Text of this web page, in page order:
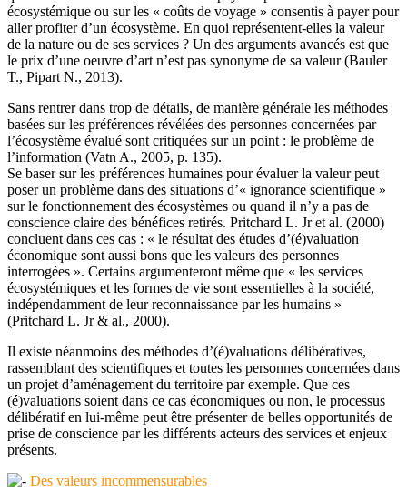
écosystémique ou sur les « coûts de voyage » consentis à payer pour
aller profiter d’un écosystème. En quoi représentent-elles la valeur
de la nature ou de ses services ? Un des arguments avancés est que
le prix d’une oeuvre d’art n’est pas synonyme de sa valeur (Bauler
T., Pipart N., 2013).
Sans rentrer dans trop de détails, de manière générale les méthodes
basées sur les préférences révélées des personnes concernées par
l’écosystème évalué sont critiquées sur un point : le problème de
l’information (Vatn A., 2005, p. 135).
Se baser sur les préférences humaines pour évaluer la valeur peut
poser un problème dans des situations d’« ignorance scientifique »
sur le fonctionnement des écosystèmes ou quand il n’y a pas de
conscience claire des bénéfices retirés. Pritchard L. Jr et al. (2000)
concluent dans ces cas : « le résultat des études d’(é)valuation
économique sont aussi bons que les valeurs des personnes
interrogées ». Certains argumenteront même que « les services
écosystémiques et les formes de vie sont essentielles à la société,
indépendamment de leur reconnaissance par les humains »
(Pritchard L. Jr & al., 2000).
Il existe néanmoins des méthodes d’(é)valuations délibératives,
rassemblant des scientifiques et toutes les personnes concernées dans
un projet d’aménagement du territoire par exemple. Que ces
(é)valuations soient dans ce cas économiques ou non, le processus
délibératif en lui-même peut être présenter de belles opportunités de
prise de conscience par les différents acteurs des services et enjeux
présents.
Des valeurs incommensurables